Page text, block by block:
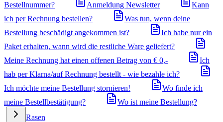
Bestellnummer?
Anmeldung Newsletter
Kann
ich per Rechnung bestellen?
Was tun, wenn deine
Bestellung beschädigt angekommen ist?
Ich habe nur ein
Paket erhalten, wann wird die restliche Ware geliefert?
Meine Rechnung hat einen offenen Betrag von € 0,-
Ich
hab per Klarna/auf Rechnung bestellt - wie bezahle ich?
Ich möchte meine Bestellung stornieren!
Wo finde ich
meine Bestellbestätigung?
Wo ist meine Bestellung?
Rasen